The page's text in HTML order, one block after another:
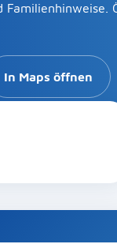
In Maps öffnen